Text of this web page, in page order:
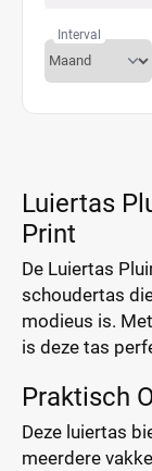
Interval
Luiertas
Print
De Luiertas
schoudertas
modieus is.
is deze tas
Praktisch
Deze luiertas
meerdere